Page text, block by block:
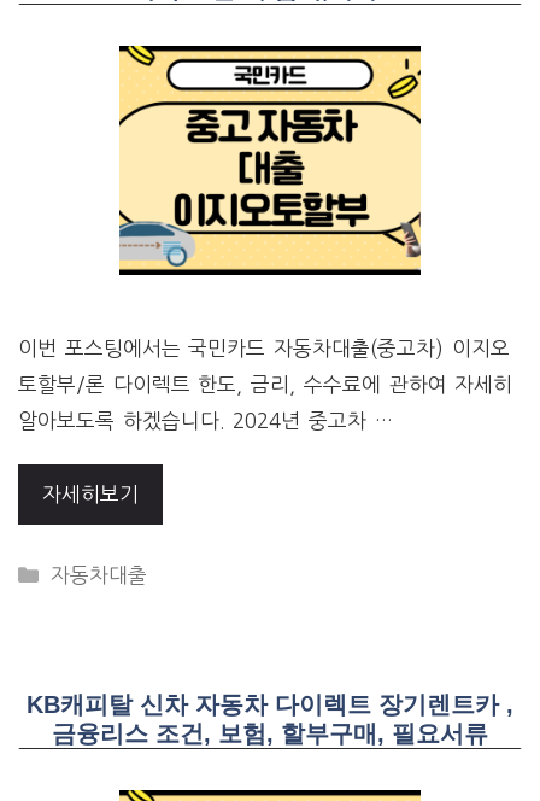
이번 포스팅에서는 국민카드 자동차대출(중고차) 이지오
토할부/론 다이렉트 한도, 금리, 수수료에 관하여 자세히
알아보도록 하겠습니다. 2024년 중고차 …
자세히보기
CATEGORIES
자동차대출
KB캐피탈 신차 자동차 다이렉트 장기렌트카 ,
금융리스 조건, 보험, 할부구매, 필요서류